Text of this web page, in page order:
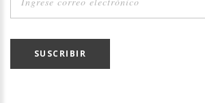
SUSCRIBIR